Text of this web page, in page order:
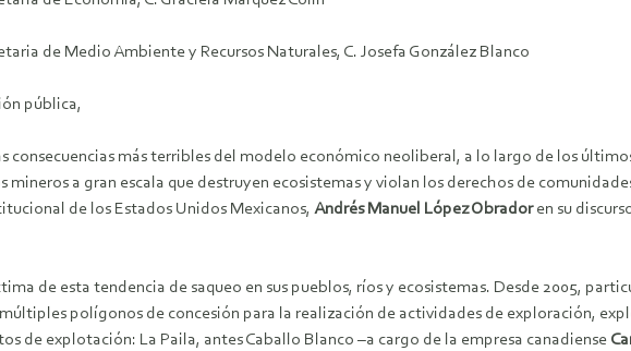
de Medio Ambiente y Recursos Naturales, C. Josefa González Blanco
pública,
consecuencias más terribles del modelo económico neoliberal, a lo largo de los
mineros a gran escala que destruyen ecosistemas y violan los derechos de
de los Estados Unidos Mexicanos, Andrés Manuel López Obradoren su
de esta tendencia de saqueo en sus pueblos, ríos y ecosistemas. Desde 2005,
polígonos de concesión para la realización de actividades de exploración,
de explotación: La Paila, antes Caballo Blanco –a cargo de la empresa canadiense